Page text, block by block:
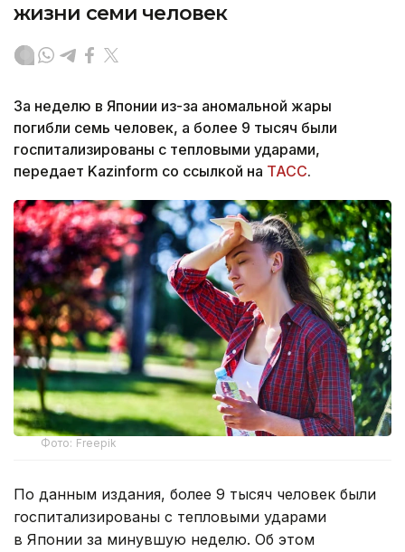
жизни семи человек
За неделю в Японии из-за аномальной жары
погибли семь человек, а более 9 тысяч были
госпитализированы с тепловыми ударами,
передает Kazinform со ссылкой на ТАСС.
Фото: Freepik
По данным издания, более 9 тысяч человек были
госпитализированы с тепловыми ударами
в Японии за минувшую неделю. Об этом